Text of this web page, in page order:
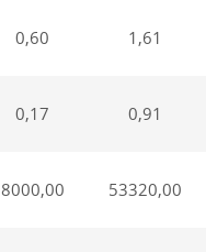
0,60 1,61
0,17 0,91
8000,00 53320,00